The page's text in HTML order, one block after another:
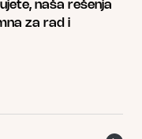
изабране
на
naša rešenja
za rad i